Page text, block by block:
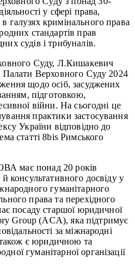
у сфері права,
галузях кримінального права
стандартів прав
судів і трибуналів.
Суду, Л.Кишакевич
Палати Верховного Суду 2024
щодо осіб, засуджених
підготовкою,
війни. На сьогодні це
практики застосування
України відповідно до
статті 8bis Римського
має понад 20 років
консультативного досвіду у
гуманітарного
права та перехідного
посаду старшої юридичної
Group (ACA), яка підтримує
за міжнародні
є юридичною та
гуманітарної організації